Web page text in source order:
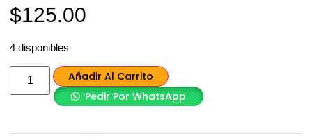
$125.00
4 disponibles
Añadir Al Carrito
Pedir Por WhatsApp